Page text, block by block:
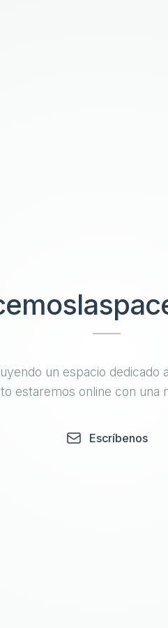
un espacio dedicado
estaremos online con una
Escríbenos